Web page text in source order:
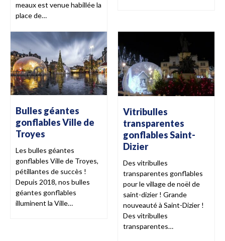
meaux est venue habillée la
place de…
Bulles géantes
gonflables Ville de
Troyes
Les bulles géantes
gonflables Ville de Troyes,
pétillantes de succès !
Depuis 2018, nos bulles
géantes gonflables
illuminent la Ville…
Vitribulles
transparentes
gonflables Saint-
Dizier
Des vitribulles
transparentes gonflables
pour le village de noël de
saint-dizier ! Grande
nouveauté à Saint-Dizier !
Des vitribulles
transparentes…